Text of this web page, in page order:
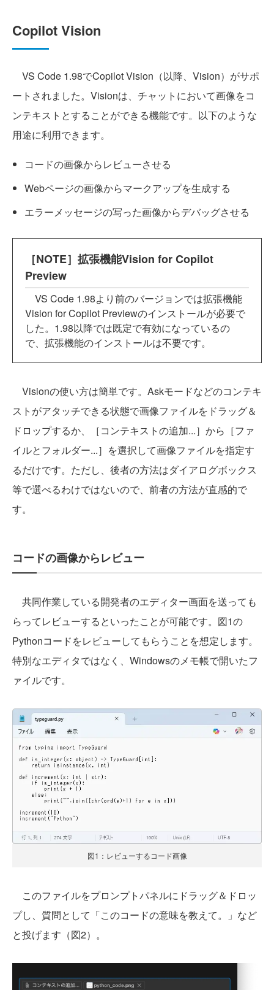
Copilot Vision
VS Code 1.98でCopilot Vision（以降、Vision）がサポ
ートされました。Visionは、チャットにおいて画像をコ
ンテキストとすることができる機能です。以下のような
用途に利用できます。
コードの画像からレビューさせる
Webページの画像からマークアップを生成する
エラーメッセージの写った画像からデバッグさせる
［NOTE］拡張機能Vision for Copilot
Preview
VS Code 1.98より前のバージョンでは拡張機能
Vision for Copilot Previewのインストールが必要で
した。1.98以降では既定で有効になっているの
で、拡張機能のインストールは不要です。
Visionの使い方は簡単です。Askモードなどのコンテキ
ストがアタッチできる状態で画像ファイルをドラッグ＆
ドロップするか、［コンテキストの追加...］から［ファ
イルとフォルダー...］を選択して画像ファイルを指定す
るだけです。ただし、後者の方法はダイアログボックス
等で選べるわけではないので、前者の方法が直感的で
す。
コードの画像からレビュー
共同作業している開発者のエディター画面を送っても
らってレビューするといったことが可能です。図1の
Pythonコードをレビューしてもらうことを想定します。
特別なエディタではなく、Windowsのメモ帳で開いたフ
ァイルです。
図1：レビューするコード画像
このファイルをプロンプトパネルにドラッグ＆ドロッ
プし、質問として「このコードの意味を教えて。」など
と投げます（図2）。